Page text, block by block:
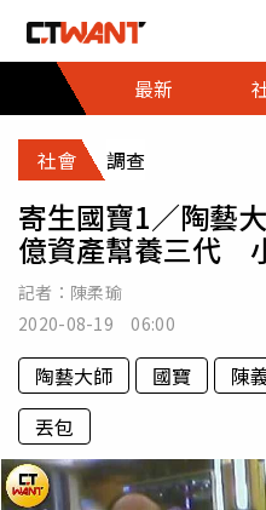
最新
社會 調查
寄生國寶1／陶藝
億資產幫養三代
記者： 陳柔瑜
2020-08-19 06:00
陶藝大師 國寶 陳
丟包